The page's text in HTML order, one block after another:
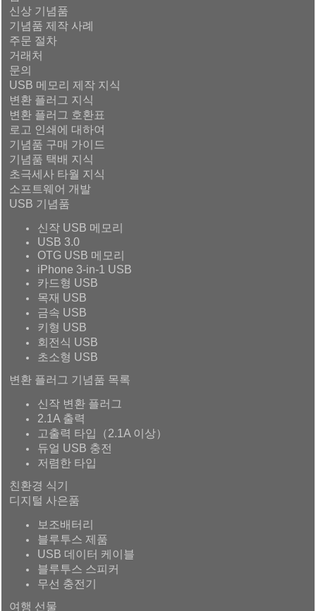
신상 기념품
기념품 제작 사례
주문 절차
거래처
문의
USB 메모리 제작 지식
변환 플러그 지식
변환 플러그 호환표
로고 인쇄에 대하여
기념품 구매 가이드
기념품 택배 지식
초극세사 타월 지식
소프트웨어 개발
USB 기념품
신작 USB 메모리
USB 3.0
OTG USB 메모리
iPhone 3-in-1 USB
카드형 USB
목재 USB
금속 USB
키형 USB
회전식 USB
초소형 USB
변환 플러그 기념품 목록
신작 변환 플러그
2.1A 출력
고출력 타입（2.1A 이상）
듀얼 USB 충전
저렴한 타입
친환경 식기
디지털 사은품
보조배터리
블루투스 제품
USB 데이터 케이블
블루투스 스피커
무선 충전기
여행 선물